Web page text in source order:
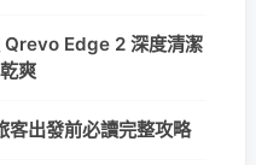
Qrevo Edge 2 深度清潔
爽
出發前必讀完整攻略